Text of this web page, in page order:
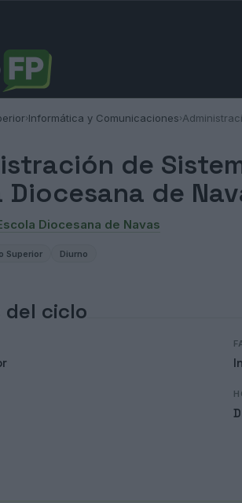
›Informática y Comunicaciones›
de
Diocesana de
Diocesana de Navas
Superior Diurno
del ciclo